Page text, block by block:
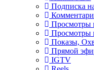
Подписка
Просмотры
Просмотры
Показы,
Прямой
IGTV